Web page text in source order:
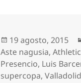
Publicado
el
19 agosto, 2015
Aste nagusia,
Presencio, Luis
supercopa,Valladolid